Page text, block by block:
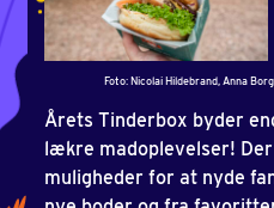
Foto: Nicolai Hildebrand, Anna
Årets Tinderbox byder
lækre madoplevelser!
muligheder for at nyde